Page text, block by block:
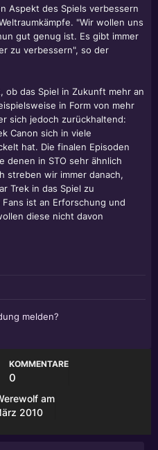
Aspekt des Spiels verbessern
"Wir wollen uns
gut genug ist. Es gibt immer
zu verbessern", so der
ob das Spiel in Zukunft mehr an
in Form von mehr
sich jedoch zurückhaltend:
Canon sich in viele
hat. Die finalen Episoden
denen in STO sehr ähnlich
streben wir immer danach,
Trek in das Spiel zu
ist an Erforschung und
diese nicht davon
melden?
KOMMENTARE
0
am
2010